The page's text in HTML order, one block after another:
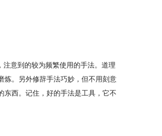
意到的较为频繁使用的手法。道理
炼。另外修辞手法巧妙，但不用刻意
东西。记住，好的手法是工具，它不